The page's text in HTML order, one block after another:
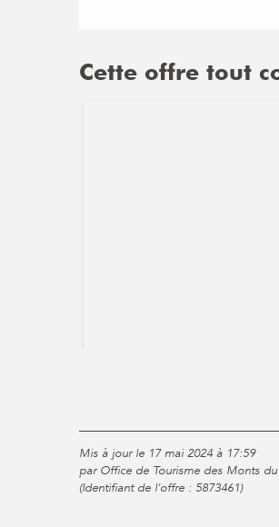
Cette offre tout
Mis à jour le 17 mai 2024 à 17:59
par Office de Tourisme des Monts
(Identifiant de l'offre : 5873461)